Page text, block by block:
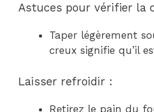
Astuces pour vérifier la
Taper légèrement
creux signifie qu’il
Laisser refroidir :
Retirez le pain du